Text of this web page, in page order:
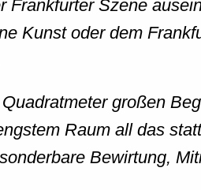
Frankfurter Szene
Kunst oder dem
großen
Raum all das
Bewirtung,